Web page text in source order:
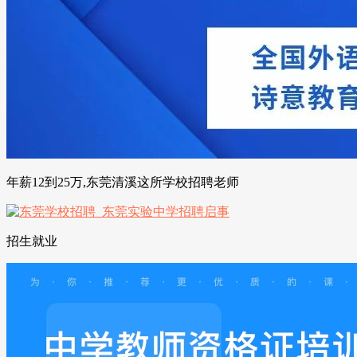
年薪12到25万,东莞清溪这所学校招聘老师
招生就业